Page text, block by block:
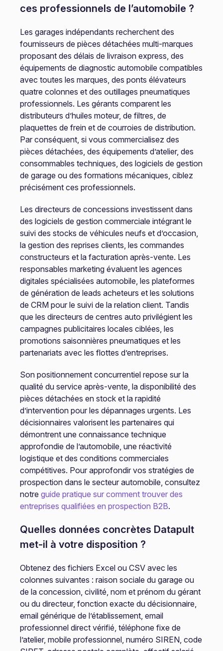
ces professionnels de l’automobile ?
Les garages indépendants recherchent des
fournisseurs de pièces détachées multi-marques
proposant des délais de livraison express, des
équipements de diagnostic automobile compatibles
avec toutes les marques, des ponts élévateurs
quatre colonnes et des outillages pneumatiques
professionnels. Les gérants comparent les
distributeurs d’huiles moteur, de filtres, de
plaquettes de frein et de courroies de distribution.
Par conséquent, si vous commercialisez des
pièces détachées, des équipements d’atelier, des
consommables techniques, des logiciels de gestion
de garage ou des formations mécaniques, ciblez
précisément ces professionnels.
Les directeurs de concessions investissent dans
des logiciels de gestion commerciale intégrant le
suivi des stocks de véhicules neufs et d’occasion,
la gestion des reprises clients, les commandes
constructeurs et la facturation après-vente. Les
responsables marketing évaluent les agences
digitales spécialisées automobile, les plateformes
de génération de leads acheteurs et les solutions
de CRM pour le suivi de la relation client. Tandis
que les directeurs de centres auto privilégient les
campagnes publicitaires locales ciblées, les
promotions saisonnières pneumatiques et les
partenariats avec les flottes d’entreprises.
Son positionnement concurrentiel repose sur la
qualité du service après-vente, la disponibilité des
pièces détachées en stock et la rapidité
d’intervention pour les dépannages urgents. Les
décisionnaires valorisent les partenaires qui
démontrent une connaissance technique
approfondie de l’automobile, une réactivité
logistique et des conditions commerciales
compétitives. Pour approfondir vos stratégies de
prospection dans le secteur automobile, consultez
notre guide pratique sur comment trouver des
entreprises qualifiées en prospection B2B.
Quelles données concrètes Datapult
met-il à votre disposition ?
Obtenez des fichiers Excel ou CSV avec les
colonnes suivantes : raison sociale du garage ou
de la concession, civilité, nom et prénom du gérant
ou du directeur, fonction exacte du décisionnaire,
email générique de l’établissement, email
professionnel direct vérifié, téléphone fixe de
l’atelier, mobile professionnel, numéro SIREN, code